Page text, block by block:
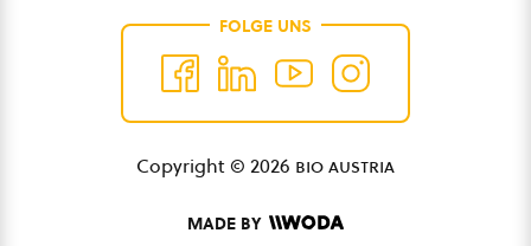
FOLGE UNS
Copyright © 2026 bio austria
MADE BY